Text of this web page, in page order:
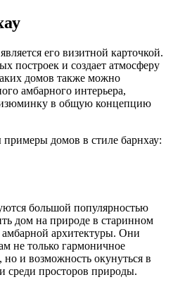
его визитной карточкой.
построек и создает атмосферу
домов также можно
амбарного интерьера,
в общую концепцию
домов в стиле барнхау:
большой популярностью
дом на природе в старинном
амбарной архитектуры. Они
не только гармоничное
но и возможность окунуться в
среди просторов природы.